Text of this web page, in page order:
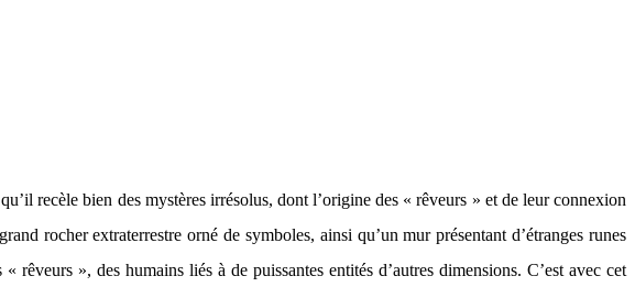
recèle bien des mystères irrésolus, dont l’origine des « rêveurs » et de leur connexion
rocher extraterrestre orné de symboles, ainsi qu’un mur présentant d’étranges runes
», des humains liés à de puissantes entités d’autres dimensions. C’est avec cet